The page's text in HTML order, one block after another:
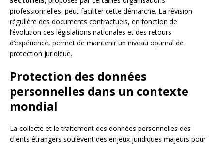
professionnelles, peut faciliter cette démarche. La révision
régulière des documents contractuels, en fonction de
l’évolution des législations nationales et des retours
d’expérience, permet de maintenir un niveau optimal de
protection juridique.
Protection des données
personnelles dans un contexte
mondial
La collecte et le traitement des données personnelles des
clients étrangers soulèvent des enjeux juridiques majeurs pour